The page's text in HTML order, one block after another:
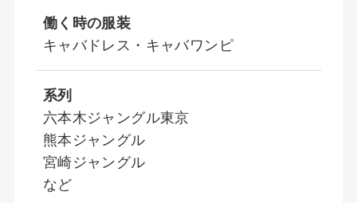
働く時の服装
キャバドレス・キャバワンピ
系列
六本木ジャングル東京
熊本ジャングル
宮崎ジャングル
など